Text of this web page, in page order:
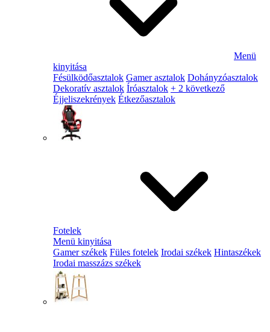
Menü
kinyitása
Fésülködőasztalok Gamer asztalok Dohányzóasztalok
Dekoratív asztalok Íróasztalok + 2 következő
Éjjeliszekrények Étkezőasztalok
Fotelek
Menü kinyitása
Gamer székek Füles fotelek Irodai székek Hintaszékek
Irodai masszázs székek